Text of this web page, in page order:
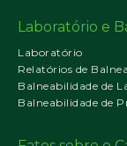
Laboratório e
Laboratório
Relatórios de
Balneabilidade de
Balneabilidade de